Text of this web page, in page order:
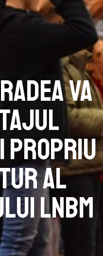
va
propriu
al
LNBM